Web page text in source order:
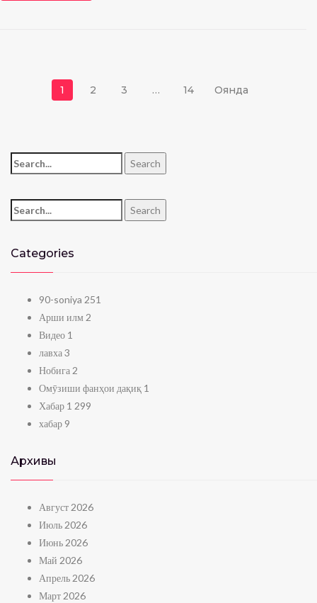
Навигация по записям
1 2 3 … 14 Оянда
Search for: Search
Search for: Search
Categories
90-soniya 251
Арши илм 2
Видео 1
лавха3
Нобига 2
Омӯзиши фанҳои дақиқ 1
Хабар 1 299
хабар 9
Архивы
Август 2026
Июль 2026
Июнь 2026
Май 2026
Апрель 2026
Март 2026